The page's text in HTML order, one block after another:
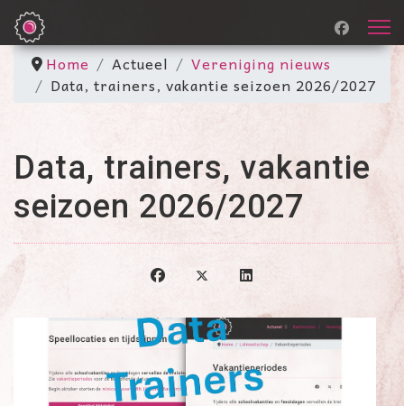
Home Actueel
Vereniging nieuws
Data, trainers, vakantie seizoen 2026/2027
Data, trainers, vakantie
seizoen 2026/2027